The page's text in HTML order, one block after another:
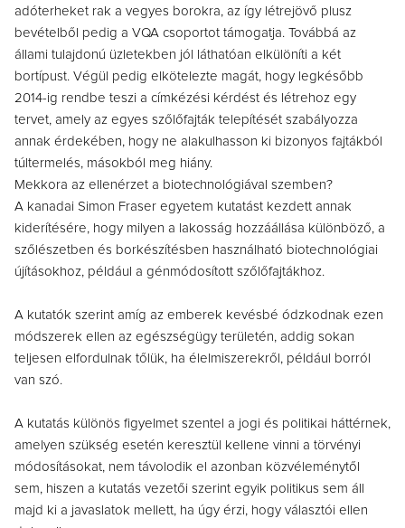
adóterheket rak a vegyes borokra, az így létrejövő plusz
bevételből pedig a VQA csoportot támogatja. Továbbá az
állami tulajdonú üzletekben jól láthatóan elkülöníti a két
bortípust. Végül pedig elkötelezte magát, hogy legkésőbb
2014-ig rendbe teszi a címkézési kérdést és létrehoz egy
tervet, amely az egyes szőlőfajták telepítését szabályozza
annak érdekében, hogy ne alakulhasson ki bizonyos fajtákból
túltermelés, másokból meg hiány.
Mekkora az ellenérzet a biotechnológiával szemben?
A kanadai Simon Fraser egyetem kutatást kezdett annak
kiderítésére, hogy milyen a lakosság hozzáállása különböző, a
szőlészetben és borkészítésben használható biotechnológiai
újításokhoz, például a génmódosított szőlőfajtákhoz.
A kutatók szerint amíg az emberek kevésbé ódzkodnak ezen
módszerek ellen az egészségügy területén, addig sokan
teljesen elfordulnak tőlük, ha élelmiszerekről, például borról
van szó.
A kutatás különös figyelmet szentel a jogi és politikai háttérnek,
amelyen szükség esetén keresztül kellene vinni a törvényi
módosításokat, nem távolodik el azonban közvéleménytől
sem, hiszen a kutatás vezetői szerint egyik politikus sem áll
majd ki a javaslatok mellett, ha úgy érzi, hogy választói ellen